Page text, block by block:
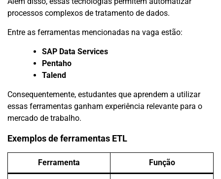
processos complexos de tratamento de dados.
Entre as ferramentas mencionadas na vaga estão:
SAP Data Services
Pentaho
Talend
Consequentemente, estudantes que aprendem a utilizar
essas ferramentas ganham experiência relevante para o
mercado de trabalho.
Exemplos de ferramentas ETL
Ferramenta Função